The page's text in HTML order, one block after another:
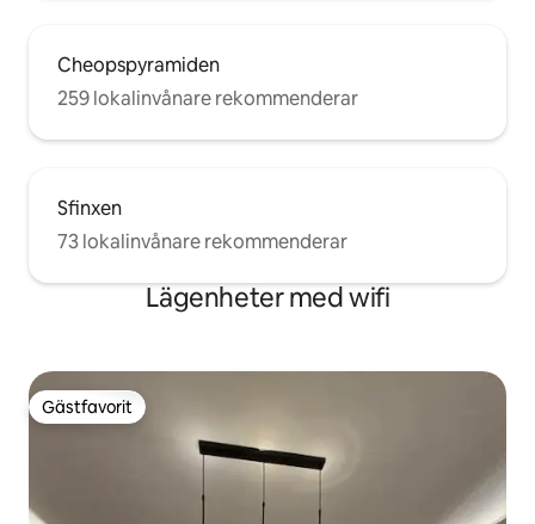
Cheopspyramiden
259 lokalinvånare rekommenderar
Sfinxen
73 lokalinvånare rekommenderar
Lägenheter med wifi
Gästfavorit
Gästfavorit